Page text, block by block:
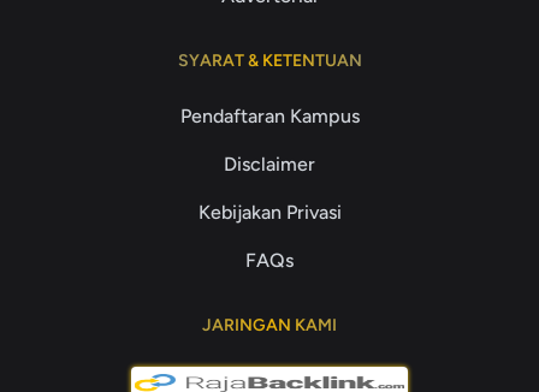
SYARAT & KETENTUAN
Pendaftaran Kampus
Disclaimer
Kebijakan Privasi
FAQs
JARINGAN KAMI